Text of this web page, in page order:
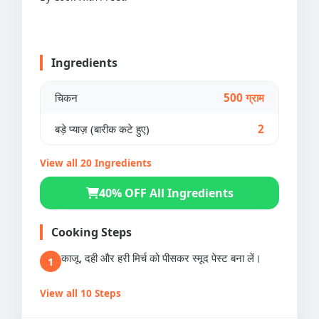
Ingredients
चिकन 500 ग्राम
बड़े प्याज़ (बारीक कटे हुए) 2
View all 20 Ingredients
40% OFF All Ingredients
Cooking Steps
1 काजू, दही और हरी मिर्च को पीसकर स्मूद पेस्ट बना लें।
View all 10 Steps